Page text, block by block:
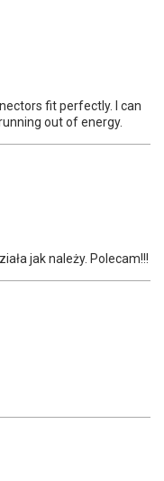
fit perfectly. I can
out of energy.
jak należy. Polecam!!!